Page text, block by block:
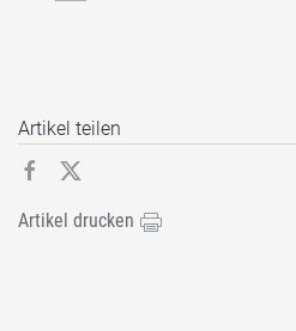
Artikel teilen
Artikel drucken